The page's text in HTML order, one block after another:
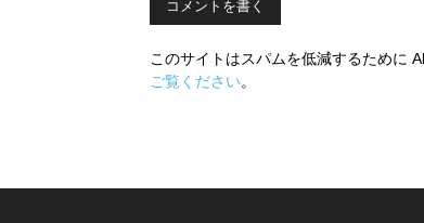
このサイトはスパムを低減するために
ご覧ください。